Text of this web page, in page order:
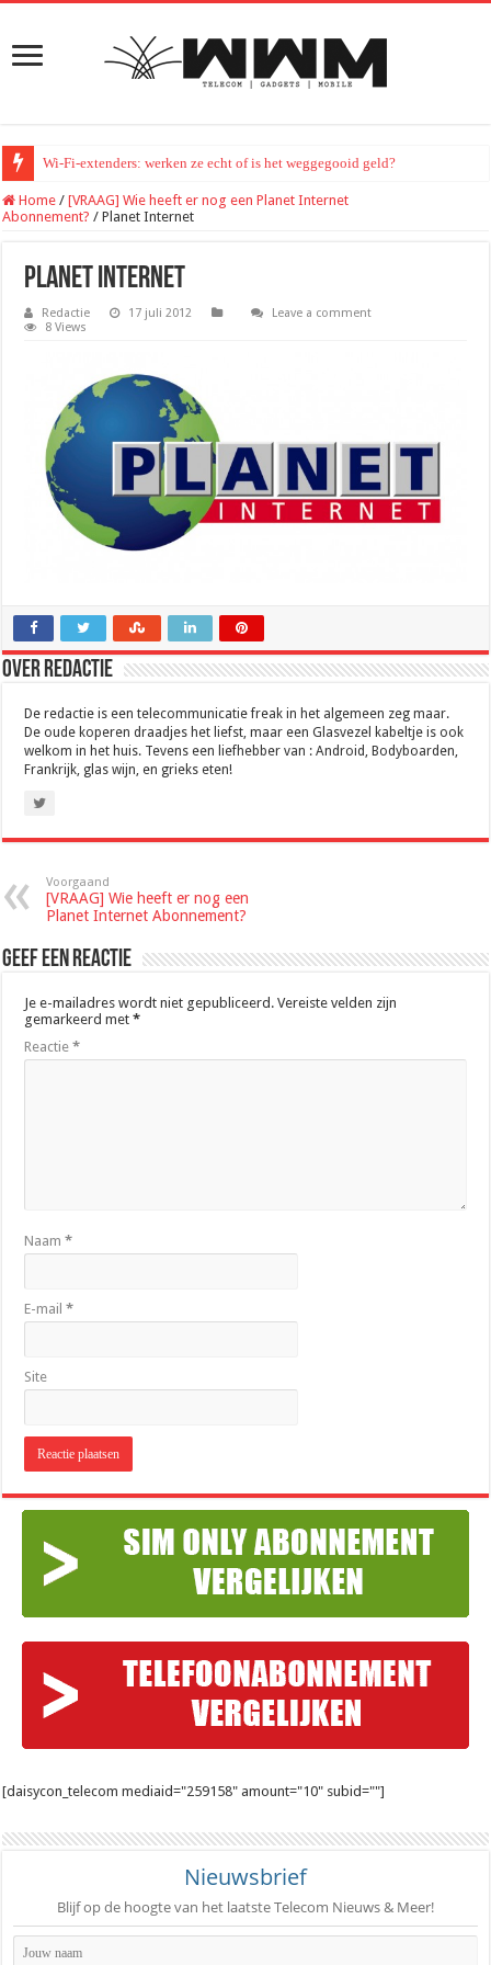
Wi-Fi-extenders: werken ze echt of is het weggegooid geld?
Home / [VRAAG] Wie heeft er nog een Planet Internet
Abonnement? / Planet Internet
Planet Internet
Redactie 17 juli 2012
Leave a comment
8 Views
Over Redactie
De redactie is een telecommunicatie freak in het algemeen zeg maar.
De oude koperen draadjes het liefst, maar een Glasvezel kabeltje is ook
welkom in het huis. Tevens een liefhebber van : Android, Bodyboarden,
Frankrijk, glas wijn, en grieks eten!
Voorgaand
[VRAAG] Wie heeft er nog een
Planet Internet Abonnement?
Geef een reactie
Je e-mailadres wordt niet gepubliceerd. Vereiste velden zijn
gemarkeerd met*
Reactie*
Naam*
E-mail*
Site
[daisycon_telecom mediaid="259158" amount="10" subid=""]
Nieuwsbrief
Blijf op de hoogte van het laatste Telecom Nieuws & Meer!